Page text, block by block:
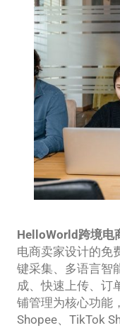
HelloWorld跨境电
电商卖家设计的免
键采集、多语言智
成、快速上传、订
铺管理为核心功能
Shopee、TikTok